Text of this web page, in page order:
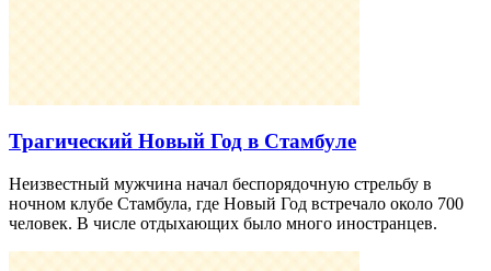
Трагический Новый Год в Стамбуле
Неизвестный мужчина начал беспорядочную стрельбу в
ночном клубе Стамбула, где Новый Год встречало около 700
человек. В числе отдыхающих было много иностранцев.